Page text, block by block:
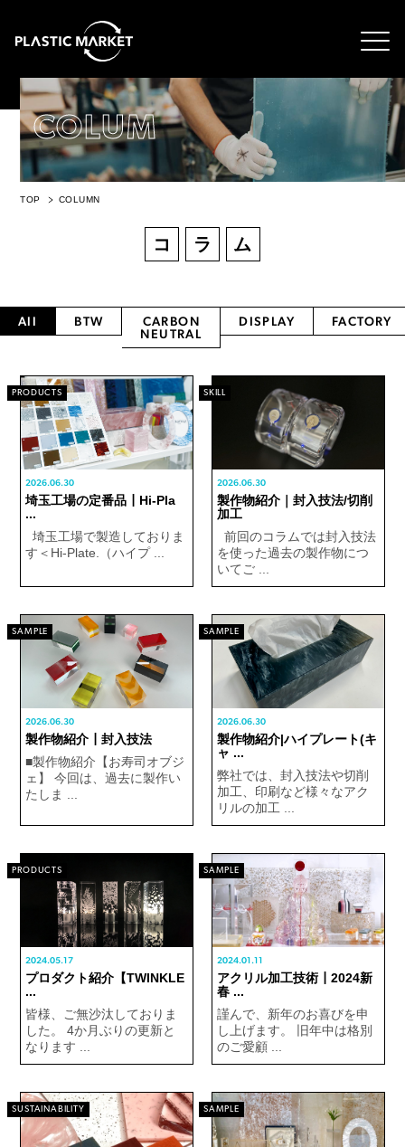
COLUM
TOP COLUMN
コ ラ ム
All BTW
CARBON
NEUTRAL
DISPLAY FACTORY
PRODUCTS
2026.06.30
埼玉工場の定番品┃Hi-Pla
...
埼玉工場で製造しておりま
す＜Hi-Plate.（ハイプ ...
SKILL
2026.06.30
製作物紹介｜封入技法/切削
加工
前回のコラムでは封入技法
を使った過去の製作物につ
いてご ...
SAMPLE
2026.06.30
製作物紹介┃封入技法
■製作物紹介【お寿司オブジ
ェ】 今回は、過去に製作い
たしま ...
SAMPLE
2026.06.30
製作物紹介|ハイプレート(キ
ャ ...
弊社では、封入技法や切削
加工、印刷など様々なアク
リルの加工 ...
PRODUCTS
2024.05.17
プロダクト紹介【TWINKLE
...
皆様、ご無沙汰しておりま
した。 4か月ぶりの更新と
なります ...
SAMPLE
2024.01.11
アクリル加工技術┃2024新
春 ...
謹んで、新年のお喜びを申
し上げます。 旧年中は格別
のご愛顧 ...
SUSTAINABILITY SAMPLE